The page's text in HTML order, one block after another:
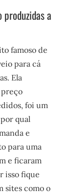
a
famoso de
para cá
Ela
preço
foi um
qual
e
para uma
e ficaram
isso fique
sites como o